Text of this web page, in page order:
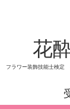
花
フラワー装飾技能士検定